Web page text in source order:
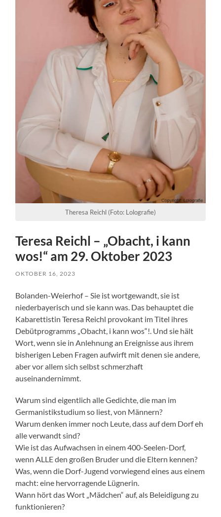
Theresa Reichl (Foto: Lolografie)
Teresa Reichl – „Obacht, i kann
wos!“ am 29. Oktober 2023
OKTOBER 16, 2023
Bolanden-Weierhof – Sie ist wortgewandt, sie ist
niederbayerisch und sie kann was. Das behauptet die
Kabarettistin Teresa Reichl provokant im Titel ihres
Debütprogramms „Obacht, i kann wos“!. Und sie hält
Wort, wenn sie in Anlehnung an Ereignisse aus ihrem
bisherigen Leben Fragen aufwirft mit denen sie andere,
aber vor allem sich selbst schmerzhaft
auseinandernimmt.
Warum sind eigentlich alle Gedichte, die man im
Germanistikstudium so liest, von Männern?
Warum denken immer noch Leute, dass auf dem Dorf eh
alle verwandt sind?
Wie ist das Aufwachsen in einem 400-Seelen-Dorf,
wenn ALLE den großen Bruder und die Eltern kennen?
Was, wenn die Dorf-Jugend vorwiegend eines aus einem
macht: eine hervorragende Lügnerin.
Wann hört das Wort „Mädchen“ auf, als Beleidigung zu
funktionieren?